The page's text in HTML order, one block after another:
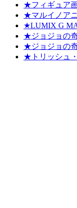
★フィギュア
★マルイノア
★LUMIX G
★ジョジョの
★ジョジョの
★ トリッシュ